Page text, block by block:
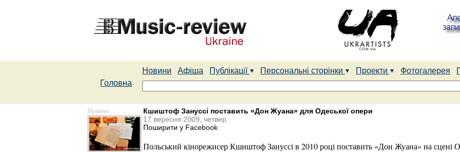
Новини Афіша Публікації Персональні сторінки Проекти Фотогалерея
Головна
Новина
Кшиштоф Зануссі поставить «Дон Жуана» для Одеської опери
17 вересня 2009, четвер
Поширити у Facebook
Польський кінорежисер Кшиштоф Зануссі в 2010 році поставить «Дон Жуана» на сцені